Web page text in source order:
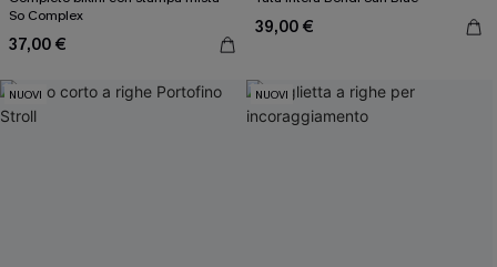
So Complex
37,00 €
39,00 €
NUOVI NUOVI